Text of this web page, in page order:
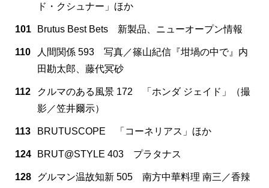
ド・クシュナー」ほか
101 Brutus Best Bets 新製品、ニューオープン情報
110
人間関係 593 写真／篠山紀信『坩堝の中で』内
田勘太郎、藤代冥砂
112
クルマのある風景 172 「ホンダ ジェイド」（撮
影／笠井爾示）
113 BRUTUSCOPE 「コーネリアス」ほか
124 BRUT@STYLE 403 プラタナス
128 グルマン温故知新 505 南方中華料理 南三／香辣